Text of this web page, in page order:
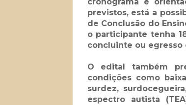
previstos, está a
de Conclusão do
o participante tenha
concluinte ou egresso
O edital também
condições como
surdez,
espectro autista